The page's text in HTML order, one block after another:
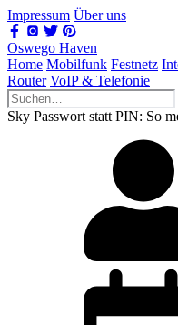
Impressum Über uns
Oswego Haven
Home Mobilfunk Festnetz
Router VoIP & Telefonie
Sky Passwort statt PIN: So